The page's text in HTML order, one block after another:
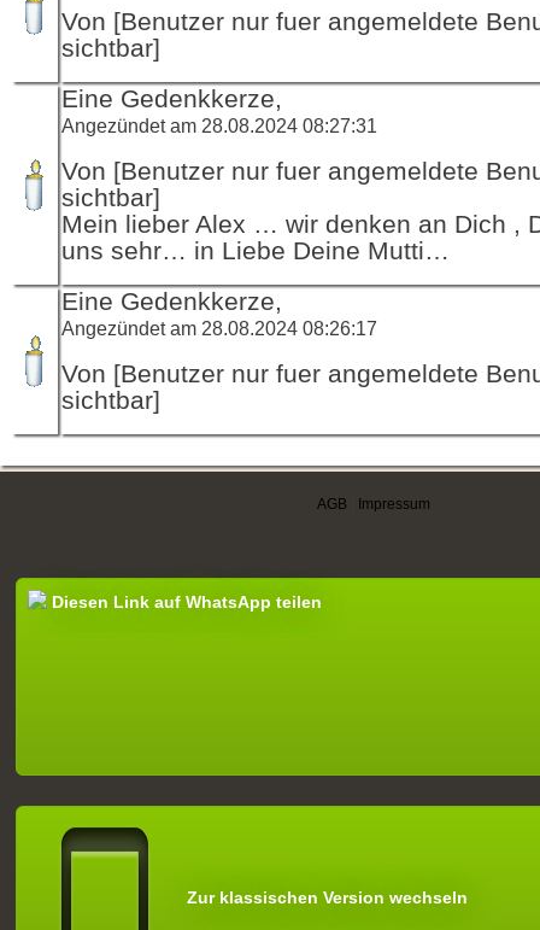
Von [Benutzer nur fuer angemeldete
sichtbar]
Eine Gedenkkerze,
Angezündet am 28.08.2024 08:27:31
Von [Benutzer nur fuer angemeldete
sichtbar]
Mein lieber Alex … wir denken an Dich ,
uns sehr… in Liebe Deine Mutti…
Eine Gedenkkerze,
Angezündet am 28.08.2024 08:26:17
Von [Benutzer nur fuer angemeldete
sichtbar]
AGB Impressum
Diesen Link auf WhatsApp teilen
Zur klassischen Version wechseln